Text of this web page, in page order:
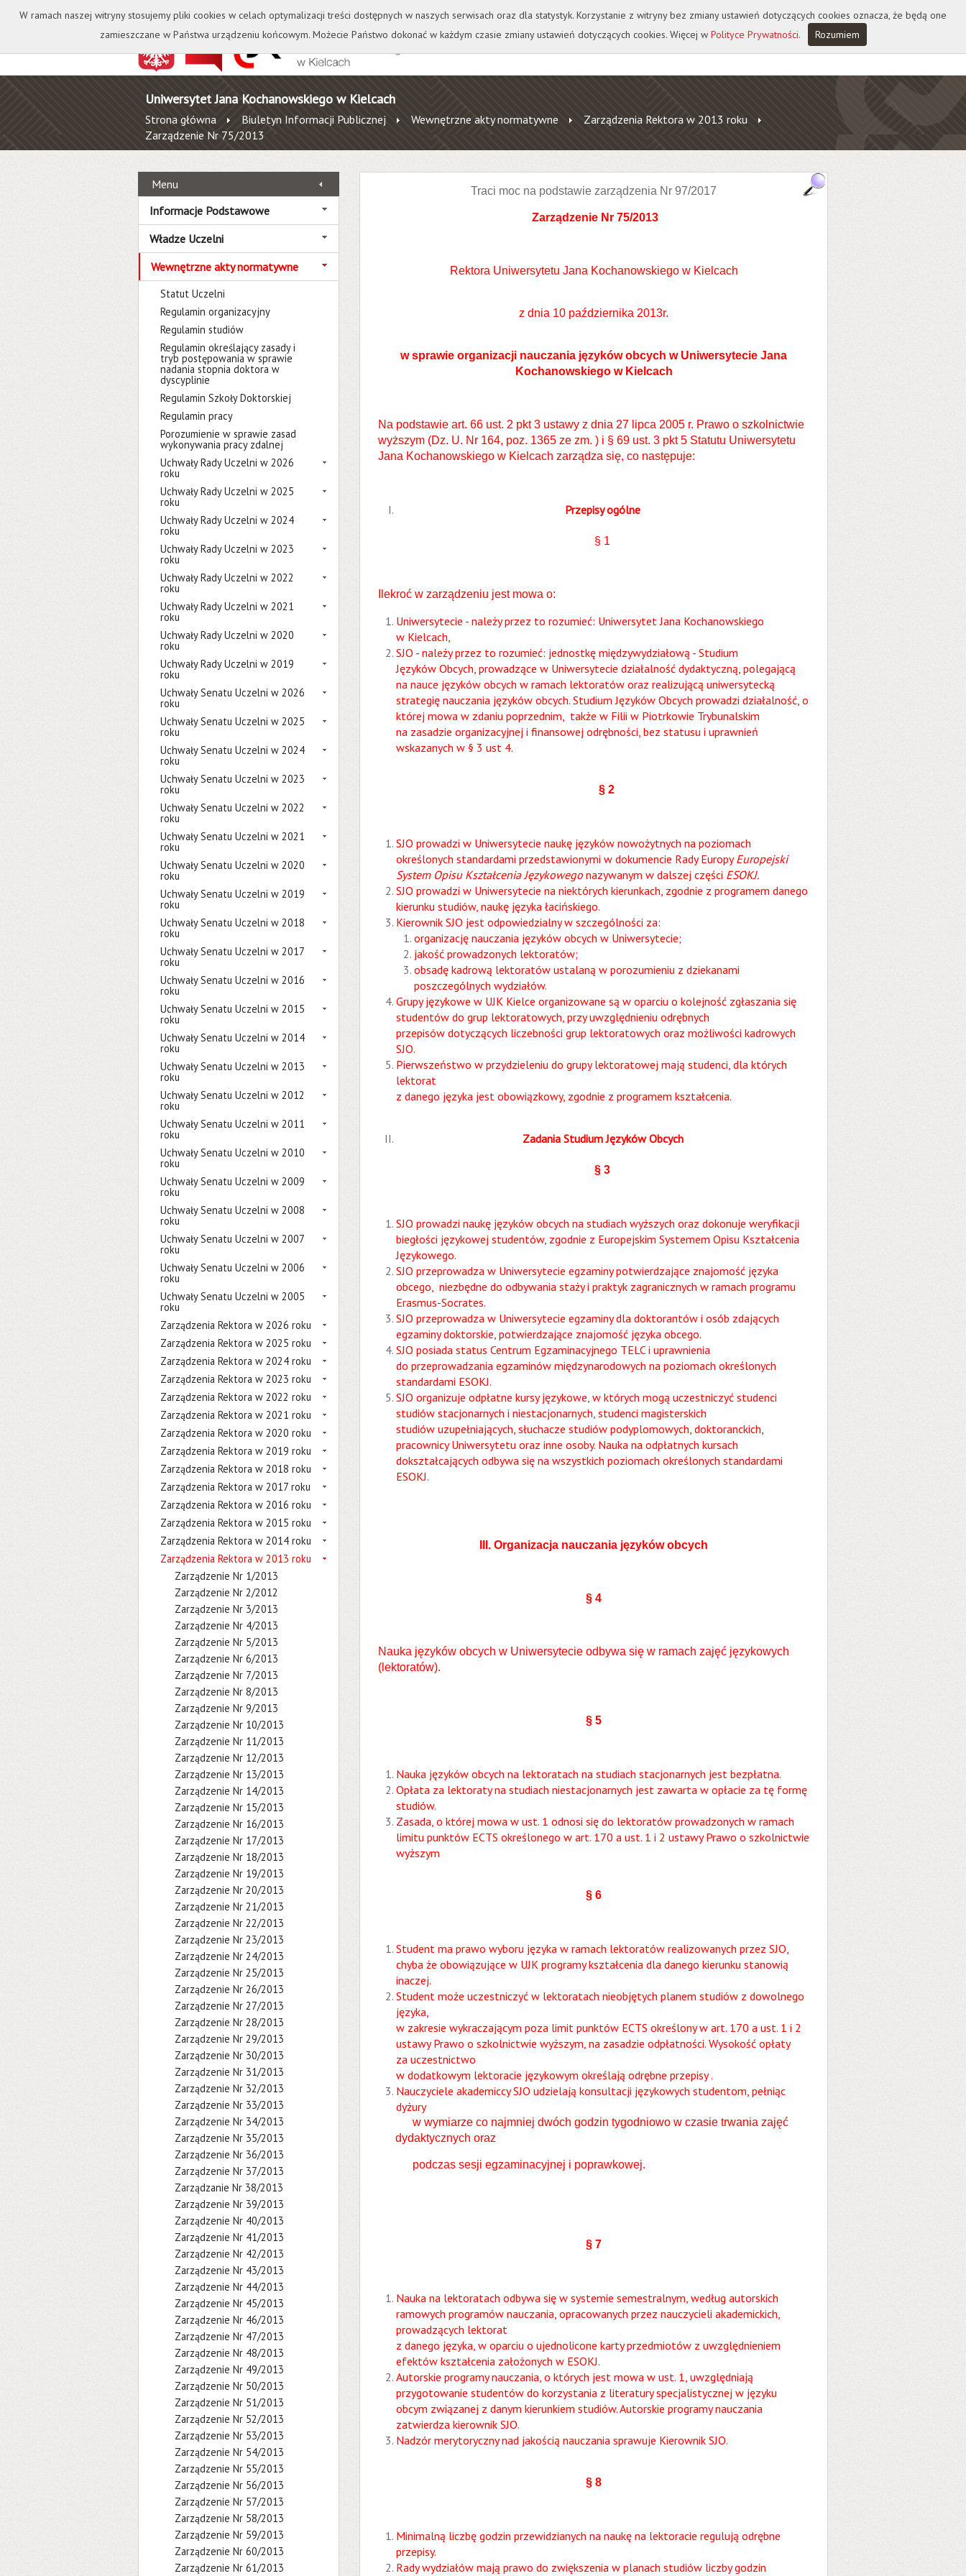
Kontakt Biblioteka Wydawnictwo Wirtualna Uczelnia A A A A
Uniwersytet Jana Kochanowskiego w Kielcach
Strona główna Biuletyn Informacji Publicznej Wewnętrzne akty normatywne
Zarządzenia Rektora w 2013 roku
Zarządzenie Nr 75/2013
Menu
Informacje Podstawowe
Władze Uczelni
Wewnętrzne akty normatywne
Statut Uczelni
Regulamin organizacyjny
Regulamin studiów
Regulamin określający zasady i
tryb postępowania w sprawie
nadania stopnia doktora w
dyscyplinie
Regulamin Szkoły Doktorskiej
Regulamin pracy
Porozumienie w sprawie zasad
wykonywania pracy zdalnej
Uchwały Rady Uczelni w 2026
roku
Uchwały Rady Uczelni w 2025
roku
Uchwały Rady Uczelni w 2024
roku
Uchwały Rady Uczelni w 2023
roku
Uchwały Rady Uczelni w 2022
roku
Uchwały Rady Uczelni w 2021
roku
Uchwały Rady Uczelni w 2020
roku
Uchwały Rady Uczelni w 2019
roku
Uchwały Senatu Uczelni w 2026
roku
Uchwały Senatu Uczelni w 2025
roku
Uchwały Senatu Uczelni w 2024
roku
Uchwały Senatu Uczelni w 2023
roku
Uchwały Senatu Uczelni w 2022
roku
Uchwały Senatu Uczelni w 2021
roku
Uchwały Senatu Uczelni w 2020
roku
Uchwały Senatu Uczelni w 2019
roku
Uchwały Senatu Uczelni w 2018
roku
Uchwały Senatu Uczelni w 2017
roku
Uchwały Senatu Uczelni w 2016
roku
Uchwały Senatu Uczelni w 2015
roku
Uchwały Senatu Uczelni w 2014
roku
Uchwały Senatu Uczelni w 2013
roku
Uchwały Senatu Uczelni w 2012
roku
Uchwały Senatu Uczelni w 2011
roku
Uchwały Senatu Uczelni w 2010
roku
Uchwały Senatu Uczelni w 2009
roku
Uchwały Senatu Uczelni w 2008
roku
Uchwały Senatu Uczelni w 2007
roku
Uchwały Senatu Uczelni w 2006
roku
Uchwały Senatu Uczelni w 2005
roku
Zarządzenia Rektora w 2026 roku
Zarządzenia Rektora w 2025 roku
Zarządzenia Rektora w 2024 roku
Zarządzenia Rektora w 2023 roku
Zarządzenia Rektora w 2022 roku
Zarządzenia Rektora w 2021 roku
Zarządzenia Rektora w 2020 roku
Zarządzenia Rektora w 2019 roku
Zarządzenia Rektora w 2018 roku
Zarządzenia Rektora w 2017 roku
Zarządzenia Rektora w 2016 roku
Zarządzenia Rektora w 2015 roku
Zarządzenia Rektora w 2014 roku
Zarządzenia Rektora w 2013 roku
Zarządzenie Nr 1/2013
Zarządzenie Nr 2/2012
Zarządzenie Nr 3/2013
Zarządzenie Nr 4/2013
Zarządzenie Nr 5/2013
Zarządzenie Nr 6/2013
Zarządzenie Nr 7/2013
Zarządzenie Nr 8/2013
Zarządzenie Nr 9/2013
Zarządzenie Nr 10/2013
Zarządzenie Nr 11/2013
Zarządzenie Nr 12/2013
Zarządzenie Nr 13/2013
Zarządzenie Nr 14/2013
Zarządzenie Nr 15/2013
Zarządzenie Nr 16/2013
Zarządzenie Nr 17/2013
Zarządzenie Nr 18/2013
Zarządzenie Nr 19/2013
Zarządzenie Nr 20/2013
Zarządzenie Nr 21/2013
Zarządzenie Nr 22/2013
Zarządzenie Nr 23/2013
Zarządzenie Nr 24/2013
Zarządzenie Nr 25/2013
Zarządzenie Nr 26/2013
Zarządzenie Nr 27/2013
Zarządzenie Nr 28/2013
Zarządzenie Nr 29/2013
Zarządzenie Nr 30/2013
Zarządzenie Nr 31/2013
Zarządzenie Nr 32/2013
Zarządzenie Nr 33/2013
Zarządzenie Nr 34/2013
Zarządzenie Nr 35/2013
Zarządzenie Nr 36/2013
Zarządzenie Nr 37/2013
Zarządzanie Nr 38/2013
Zarządzenie Nr 39/2013
Zarządzenie Nr 40/2013
Zarządzenie Nr 41/2013
Zarządzenie Nr 42/2013
Zarządzenie Nr 43/2013
Zarządzenie Nr 44/2013
Zarządzenie Nr 45/2013
Zarządzenie Nr 46/2013
Zarządzenie Nr 47/2013
Zarządzenie Nr 48/2013
Zarządzenie Nr 49/2013
Zarządzenie Nr 50/2013
Zarządzenie Nr 51/2013
Zarządzenie Nr 52/2013
Zarządzenie Nr 53/2013
Zarządzenie Nr 54/2013
Zarządzenie Nr 55/2013
Zarządzenie Nr 56/2013
Zarządzenie Nr 57/2013
Zarządzenie Nr 58/2013
Zarządzenie Nr 59/2013
Zarządzenie Nr 60/2013
Zarządzenie Nr 61/2013
Traci moc na podstawie zarządzenia Nr 97/2017
Zarządzenie Nr 75/2013
Rektora Uniwersytetu Jana Kochanowskiego w Kielcach
z dnia 10 października 2013r.
w sprawie organizacji nauczania języków obcych w Uniwersytecie Jana
Kochanowskiego w Kielcach
Na podstawie art. 66 ust. 2 pkt 3 ustawy z dnia 27 lipca 2005 r. Prawo o szkolnictwie
wyższym (Dz. U. Nr 164, poz. 1365 ze zm. ) i § 69 ust. 3 pkt 5 Statutu Uniwersytetu
Jana Kochanowskiego w Kielcach zarządza się, co następuje:
Przepisy ogólne
§ 1
Ilekroć w zarządzeniu jest mowa o:
Uniwersytecie - należy przez to rozumieć: Uniwersytet Jana Kochanowskiego
w Kielcach,
SJO - należy przez to rozumieć: jednostkę międzywydziałową - Studium
Języków Obcych, prowadzące w Uniwersytecie działalność dydaktyczną, polegającą
na nauce języków obcych w ramach lektoratów oraz realizującą uniwersytecką
strategię nauczania języków obcych. Studium Języków Obcych prowadzi działalność, o
której mowa w zdaniu poprzednim, także w Filii w Piotrkowie Trybunalskim
na zasadzie organizacyjnej i finansowej odrębności, bez statusu i uprawnień
wskazanych w § 3 ust 4.
§2
SJO prowadzi w Uniwersytecie naukę języków nowożytnych na poziomach
określonych standardami przedstawionymi w dokumencie Rady EuropyEuropejski
System Opisu Kształcenia Językowego nazywanym w dalszej części ESOKJ.
SJO prowadzi w Uniwersytecie na niektórych kierunkach, zgodnie z programem danego
kierunku studiów, naukę języka łacińskiego.
Kierownik SJO jest odpowiedzialny w szczególności za:
organizację nauczania języków obcych w Uniwersytecie;
jakość prowadzonych lektoratów;
obsadę kadrową lektoratów ustalaną w porozumieniu z dziekanami
poszczególnych wydziałów.
Grupy językowe w UJK Kielce organizowane są w oparciu o kolejność zgłaszania się
studentów do grup lektoratowych, przy uwzględnieniu odrębnych
przepisów dotyczących liczebności grup lektoratowych oraz możliwości kadrowych
SJO.
Pierwszeństwo w przydzieleniu do grupy lektoratowej mają studenci, dla których
lektorat
z danego języka jest obowiązkowy, zgodnie z programem kształcenia.
Zadania Studium Języków Obcych
§ 3
SJO prowadzi naukę języków obcych na studiach wyższych oraz dokonuje weryfikacji
biegłości językowej studentów, zgodnie z Europejskim Systemem Opisu Kształcenia
Językowego.
SJO przeprowadza w Uniwersytecie egzaminy potwierdzające znajomość języka
obcego, niezbędne do odbywania staży i praktyk zagranicznych w ramach programu
Erasmus-Socrates.
SJO przeprowadza w Uniwersytecie egzaminy dla doktorantów i osób zdających
egzaminy doktorskie, potwierdzające znajomość języka obcego.
SJO posiada status Centrum Egzaminacyjnego TELC i uprawnienia
do przeprowadzania egzaminów międzynarodowych na poziomach określonych
standardami ESOKJ.
SJO organizuje odpłatne kursy językowe, w których mogą uczestniczyć studenci
studiów stacjonarnych i niestacjonarnych, studenci magisterskich
studiów uzupełniających, słuchacze studiów podyplomowych, doktoranckich,
pracownicy Uniwersytetu oraz inne osoby. Nauka na odpłatnych kursach
dokształcających odbywa się na wszystkich poziomach określonych standardami
ESOKJ.
III. Organizacja nauczania języków obcych
§ 4
Nauka języków obcych w Uniwersytecie odbywa się w ramach zajęć językowych
(lektoratów).
§ 5
Nauka języków obcych na lektoratach na studiach stacjonarnych jest bezpłatna.
Opłata za lektoraty na studiach niestacjonarnych jest zawarta w opłacie za tę formę
studiów.
Zasada, o której mowa w ust. 1 odnosi się do lektoratów prowadzonych w ramach
limitu punktów ECTS określonego w art. 170 a ust. 1 i 2 ustawy Prawo o szkolnictwie
wyższym
§ 6
Student ma prawo wyboru języka w ramach lektoratów realizowanych przez SJO,
chyba że obowiązujące w UJK programy kształcenia dla danego kierunku stanowią
inaczej.
Student może uczestniczyć w lektoratach nieobjętych planem studiów z dowolnego
języka,
w zakresie wykraczającym poza limit punktów ECTS określony w art. 170 a ust. 1 i 2
ustawy Prawo o szkolnictwie wyższym, na zasadzie odpłatności. Wysokość opłaty
za uczestnictwo
w dodatkowym lektoracie językowym określają odrębne przepisy .
Nauczyciele akademiccy SJO udzielają konsultacji językowych studentom, pełniąc
dyżury
w wymiarze co najmniej dwóch godzin tygodniowo w czasie trwania zajęć
dydaktycznych oraz
podczas sesji egzaminacyjnej i poprawkowej.
§ 7
Nauka na lektoratach odbywa się w systemie semestralnym, według autorskich
ramowych programów nauczania, opracowanych przez nauczycieli akademickich,
prowadzących lektorat
z danego języka, w oparciu o ujednolicone karty przedmiotów z uwzględnieniem
efektów kształcenia założonych w ESOKJ.
Autorskie programy nauczania, o których jest mowa w ust. 1, uwzględniają
przygotowanie studentów do korzystania z literatury specjalistycznej w języku
obcym związanej z danym kierunkiem studiów. Autorskie programy nauczania
zatwierdza kierownik SJO.
Nadzór merytoryczny nad jakością nauczania sprawuje Kierownik SJO.
§ 8
Minimalną liczbę godzin przewidzianych na naukę na lektoracie regulują odrębne
przepisy.
Rady wydziałów mają prawo do zwiększenia w planach studiów liczby godzin
W ramach naszej witryny stosujemy pliki cookies w celach optymalizacji treści dostępnych w naszych serwisach oraz dla statystyk. Korzystanie z witryny bez zmiany ustawień dotyczących cookies oznacza, że będą one
zamieszczane w Państwa urządzeniu końcowym. Możecie Państwo dokonać w każdym czasie zmiany ustawień dotyczących cookies. Więcej w Polityce Prywatności. Rozumiem